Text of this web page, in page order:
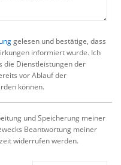
gelesen und bestätige, dass
informiert wurde. Ich
die Dienstleistungen der
vor Ablauf der
können.
und Speicherung meiner
Beantwortung meiner
widerrufen werden.